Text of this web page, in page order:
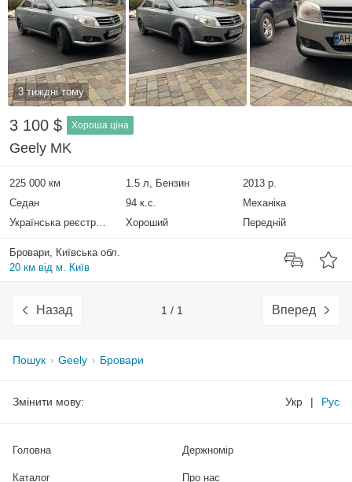
3 тиждні тому
3 100 $ Хороша ціна
Geely MK
225 000 км 1.5 л, Бензин
2013 р.
Седан
94 к.с.
Механіка
Українська реєстрація
Хороший Передній
Бровари, Київська обл.
20 км від м. Київ
Назад 1 / 1 Вперед
Пошук Geely Бровари
Змінити мову: Укр | Рус
Головна
Каталог
Держномір
Про нас